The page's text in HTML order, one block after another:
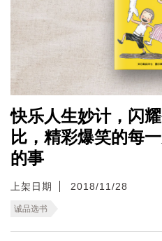
快乐人生妙计，闪
比，精彩爆笑的每
的事
上架日期 2018/11/28
诚品选书